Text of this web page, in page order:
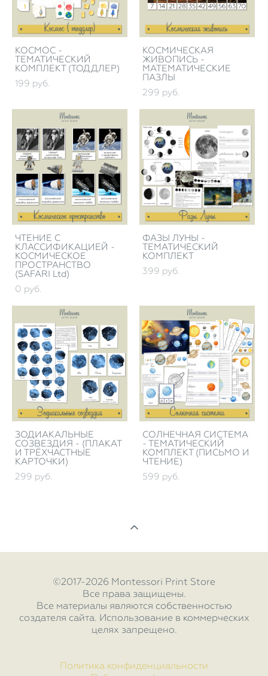
КОСМОС -
ТЕМАТИЧЕСКИЙ
КОМПЛЕКТ (ТОДДЛЕР)
199 pуб.
КОСМИЧЕСКАЯ
ЖИВОПИСЬ -
МАТЕМАТИЧЕСКИЕ
ПАЗЛЫ
299 pуб.
ЧТЕНИЕ С
КЛАССИФИКАЦИЕЙ -
КОСМИЧЕСКОЕ
ПРОСТРАНСТВО
(SAFARI Ltd)
0 pуб.
ФАЗЫ ЛУНЫ -
ТЕМАТИЧЕСКИЙ
КОМПЛЕКТ
399 pуб.
ЗОДИАКАЛЬНЫЕ
СОЗВЕЗДИЯ - (ПЛАКАТ
И ТРЁХЧАСТНЫЕ
КАРТОЧКИ)
299 pуб.
СОЛНЕЧНАЯ СИСТЕМА
- ТЕМАТИЧЕСКИЙ
КОМПЛЕКТ (ПИСЬМО И
ЧТЕНИЕ)
599 pуб.
©2017-2026 Montessori Print Store
Все права защищены.
Все материалы являются собственностью
создателя сайта. Использование в коммерческих
целях запрещено.
Политика конфиденциальности